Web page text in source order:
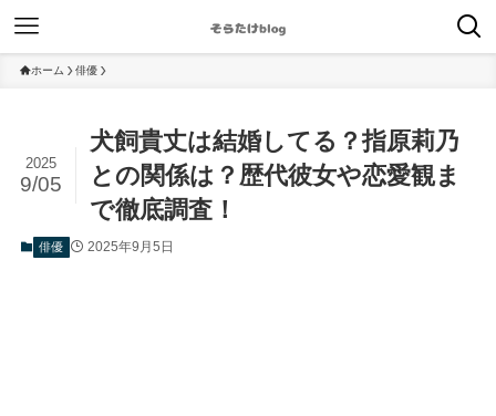
ホーム 俳優
犬飼貴丈は結婚してる？指原莉乃
との関係は？歴代彼女や恋愛観ま
で徹底調査！
2025
9/05
俳優 2025年9月5日